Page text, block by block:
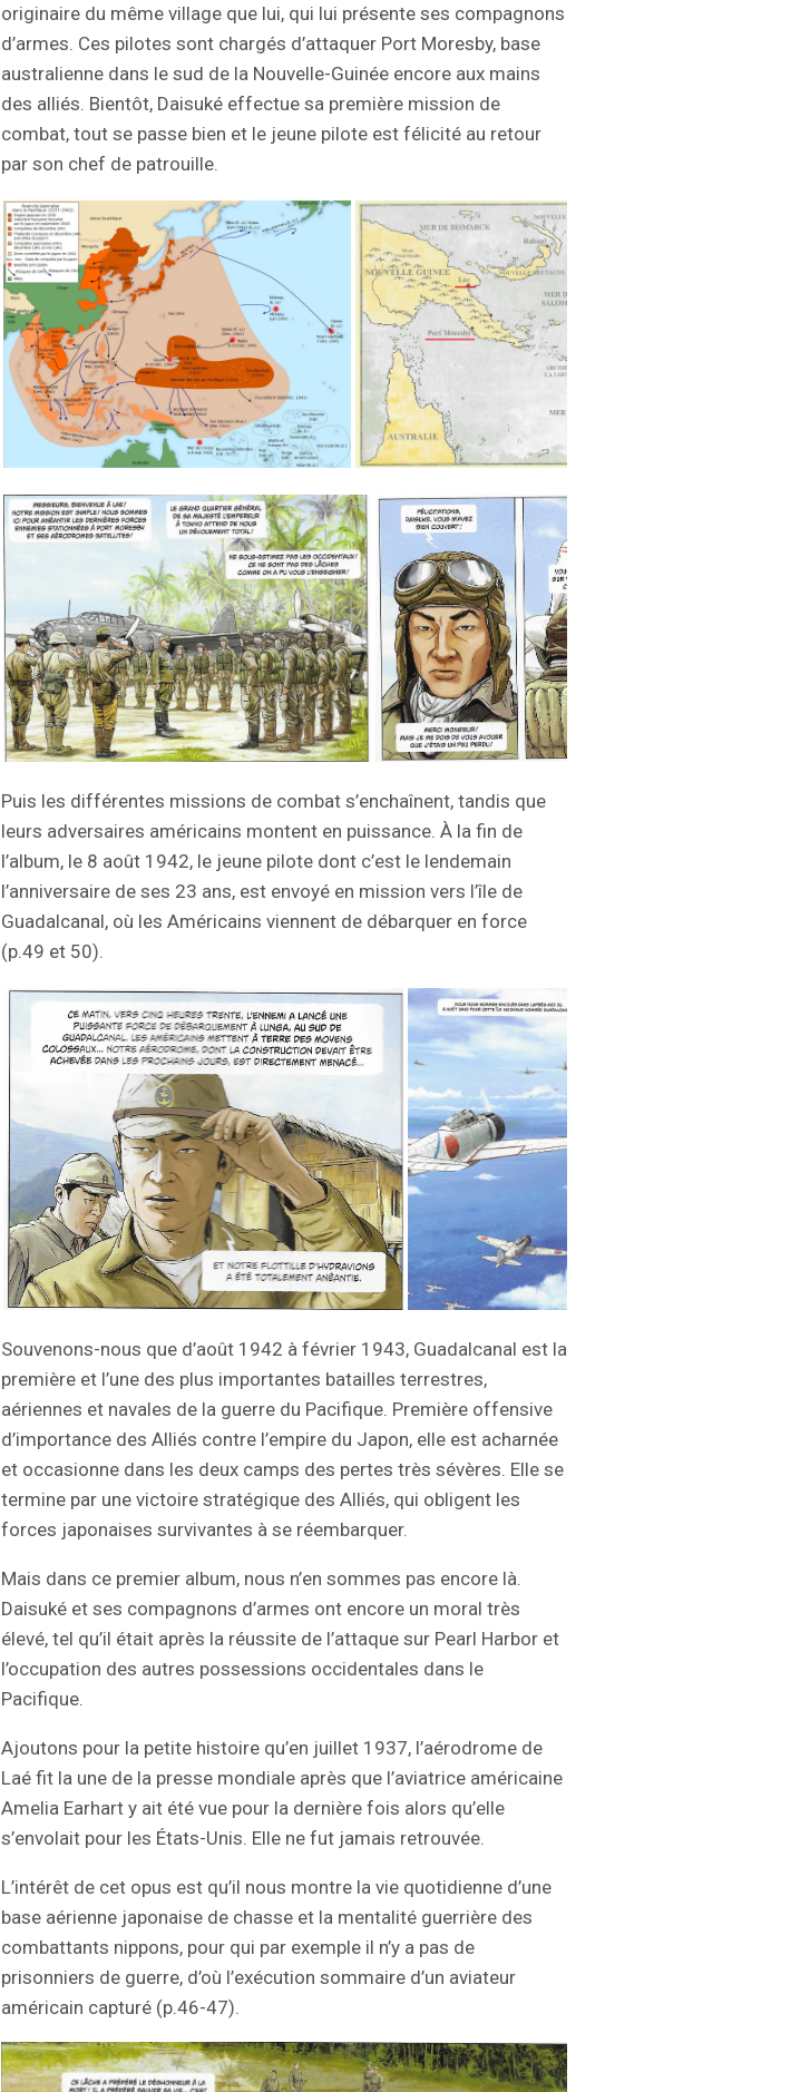
originaire du même village que lui, qui lui présente ses compagnons
d’armes. Ces pilotes sont chargés d’attaquer Port Moresby, base
australienne dans le sud de la Nouvelle-Guinée encore aux mains
des alliés. Bientôt, Daisuké effectue sa première mission de
combat, tout se passe bien et le jeune pilote est félicité au retour
par son chef de patrouille.
Puis les différentes missions de combat s’enchaînent, tandis que
leurs adversaires américains montent en puissance. À la fin de
l’album, le 8 août 1942, le jeune pilote dont c’est le lendemain
l’anniversaire de ses 23 ans, est envoyé en mission vers l’île de
Guadalcanal, où les Américains viennent de débarquer en force
(p.49 et 50).
Souvenons-nous que d’août 1942 à février 1943, Guadalcanal est la
première et l’une des plus importantes batailles terrestres,
aériennes et navales de la guerre du Pacifique. Première offensive
d’importance des Alliés contre l’empire du Japon, elle est acharnée
et occasionne dans les deux camps des pertes très sévères. Elle se
termine par une victoire stratégique des Alliés, qui obligent les
forces japonaises survivantes à se réembarquer.
Mais dans ce premier album, nous n’en sommes pas encore là.
Daisuké et ses compagnons d’armes ont encore un moral très
élevé, tel qu’il était après la réussite de l’attaque sur Pearl Harbor et
l’occupation des autres possessions occidentales dans le
Pacifique.
Ajoutons pour la petite histoire qu’en juillet 1937, l’aérodrome de
Laé fit la une de la presse mondiale après que l’aviatrice américaine
Amelia Earhart y ait été vue pour la dernière fois alors qu’elle
s’envolait pour les États-Unis. Elle ne fut jamais retrouvée.
L’intérêt de cet opus est qu’il nous montre la vie quotidienne d’une
base aérienne japonaise de chasse et la mentalité guerrière des
combattants nippons, pour qui par exemple il n’y a pas de
prisonniers de guerre, d’où l’exécution sommaire d’un aviateur
américain capturé (p.46-47).